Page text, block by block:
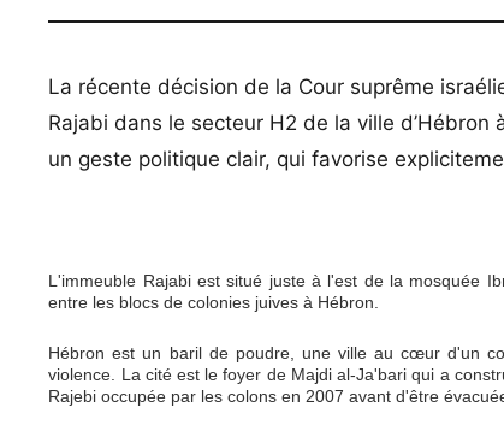
La récente décision de la Cour suprême
Rajabi dans le secteur H2 de la ville
un geste politique clair, qui favorise
L'immeuble Rajabi est situé juste à l'est de la mosquée
entre les blocs de colonies juives à Hébron.
Hébron est un baril de poudre, une ville au cœur d'un
violence. La cité est le foyer de Majdi al-Ja'bari qui a
Rajebi occupée par les colons en 2007 avant d'être